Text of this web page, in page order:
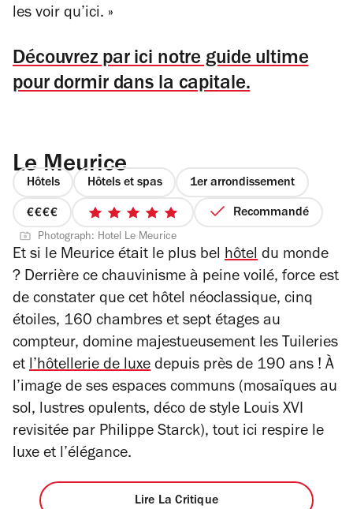
les voir qu’ici. »
Découvrez par ici notre guide ultime
pour dormir dans la capitale.
Le Meurice
Hôtels Hôtels et spas 1er arrondissement
prix
4
sur
4
5
sur
5
étoiles
Recommandé
Photograph: Hotel Le Meurice
Et si le Meurice était le plus bel hôtel du monde
? Derrière ce chauvinisme à peine voilé, force est
de constater que cet hôtel néoclassique, cinq
étoiles, 160 chambres et sept étages au
compteur, domine majestueusement les Tuileries
et l’hôtellerie de luxe depuis près de 190 ans ! À
l’image de ses espaces communs (mosaïques au
sol, lustres opulents, déco de style Louis XVI
revisitée par Philippe Starck), tout ici respire le
luxe et l’élégance.
Lire La Critique